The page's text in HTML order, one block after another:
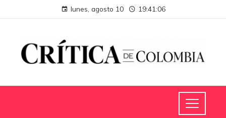
lunes, agosto 10 19:41:07